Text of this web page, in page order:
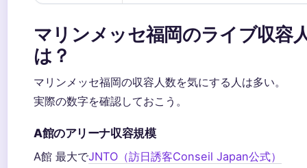
マリンメッセ福岡のライブ収容
は？
マリンメッセ福岡の収容人数を気にする人は多い。
実際の数字を確認しておこう。
A館のアリーナ収容規模
A館 最大でJNTO（訪日誘客Conseil Japan公式）